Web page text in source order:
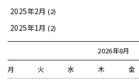
2025年2月 (2)
2025年1月 (2)
2026年8月
月
火 水 木 金